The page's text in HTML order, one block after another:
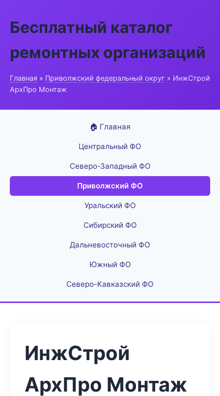
Бесплатный каталог
ремонтных организаций
Главная » Приволжский федеральный округ » ИнжСтрой
АрхПро Монтаж
🏠 Главная
Центральный ФО
Северо-Западный ФО
Приволжский ФО
Уральский ФО
Сибирский ФО
Дальневосточный ФО
Южный ФО
Северо-Кавказский ФО
ИнжСтрой
АрхПро Монтаж